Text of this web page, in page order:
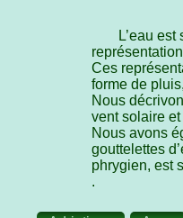
L’eau
Ces
forme de
Nous
vent solaire
Nous avons
gouttelettes
phrygien, est
.